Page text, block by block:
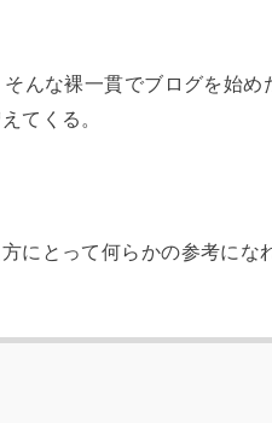
んな裸一貫でブログを始め
てくる。
にとって何らかの参考にな